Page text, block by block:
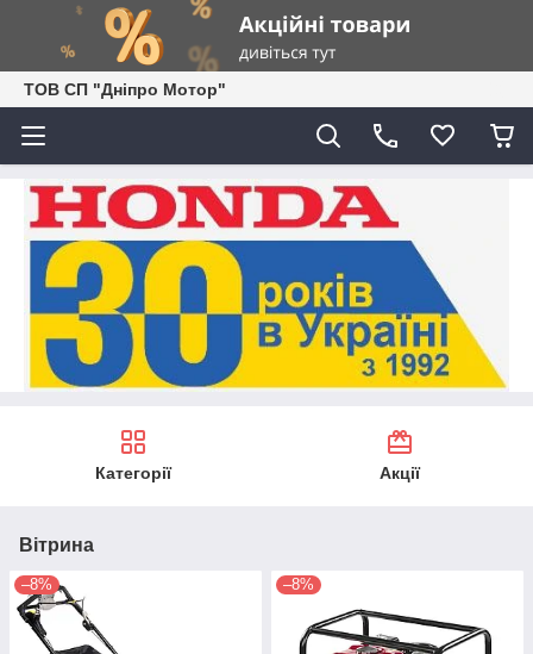
ТОВ СП "Дніпро Мотор"
Категорії Акції
Вітрина
–8% –8%